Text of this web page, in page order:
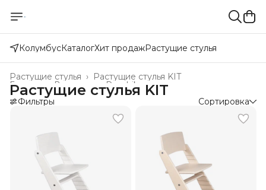
КолумбусКаталогХит продажРастущие стулья
Растущие стулья KIT
Растущие стулья ›
Все товары Rumbik
Главная
Растущие стулья KIT
Фильтры Сортировка